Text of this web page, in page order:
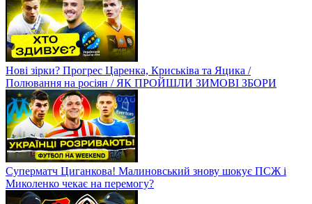
Нові зірки? Прогрес Царенка, Криськіва та Яцика /
Полювання на росіян / ЯК ПРОЙШЛИ ЗИМОВІ ЗБОРИ
Суперматч Циганкова! Малиновський знову шокує ПСЖ і
Миколенко чекає на перемогу?